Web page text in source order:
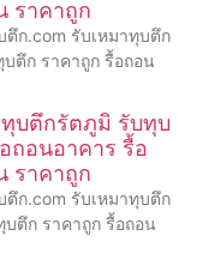
ราคาถูก
ตึก.com รับเหมาทุบตึก
บตึก ราคาถูก รื้อถอน
ทุบตึกรัตภูมิ รับทุบ
ถอนอาคาร รื้อ
ราคาถูก
ตึก.com รับเหมาทุบตึก
ตึก ราคาถูก รื้อถอน